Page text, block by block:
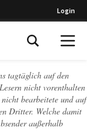
Login
tagtäglich auf den
nicht vorenthalten
bearbeitete und auf
Dritter. Welche damit
außerhalb